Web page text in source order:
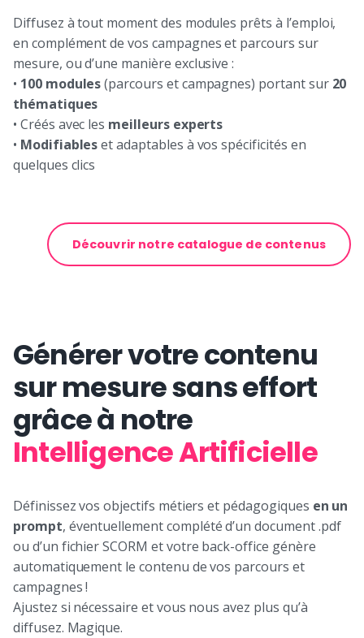
Diffusez à tout moment des modules prêts à l’emploi,
en complément de vos campagnes et parcours sur
mesure, ou d’une manière exclusive :
• 100 modules(parcours et campagnes) portant sur 20
thématiques
• Créés avec les meilleurs experts
• Modifiableset adaptables à vos spécificités en
quelques clics
Découvrir notre catalogue de contenus
Générer votre contenu
sur mesure sans effort
grâce à notre
Intelligence Artificielle
Définissez vos objectifs métiers et pédagogiques en un
prompt, éventuellement complété d’un document .pdf
ou d’un fichier SCORM et votre back-office génère
automatiquement le contenu de vos parcours et
campagnes !
Ajustez si nécessaire et vous nous avez plus qu’à
diffusez. Magique.